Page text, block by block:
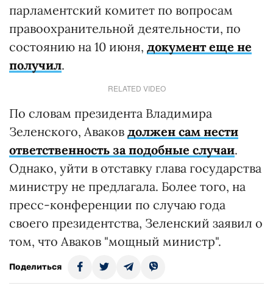
парламентский комитет по вопросам
правоохранительной деятельности, по
состоянию на 10 июня, документ еще не
получил.
RELATED VIDEO
По словам президента Владимира
Зеленского, Аваков должен сам нести
ответственность за подобные случаи.
Однако, уйти в отставку глава государства
министру не предлагала. Более того, на
пресс-конференции по случаю года
своего президентства, Зеленский заявил о
том, что Аваков "мощный министр".
Поделиться